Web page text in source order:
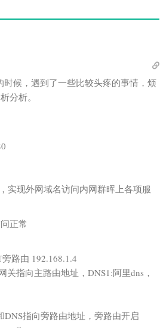
时候，遇到了一些比较头疼的事情，烦
分析。
实现外网域名访问内网群晖上各项服
正常
路由 192.168.1.4
关指向主路由地址，DNS1:阿里dns，
DNS指向旁路由地址，旁路由开启